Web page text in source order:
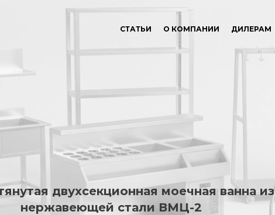
СТАТЬИ О КОМПАНИИ ДИЛЕРАМ
двухсекционная моечная ванна из
нержавеющей стали ВМЦ-2